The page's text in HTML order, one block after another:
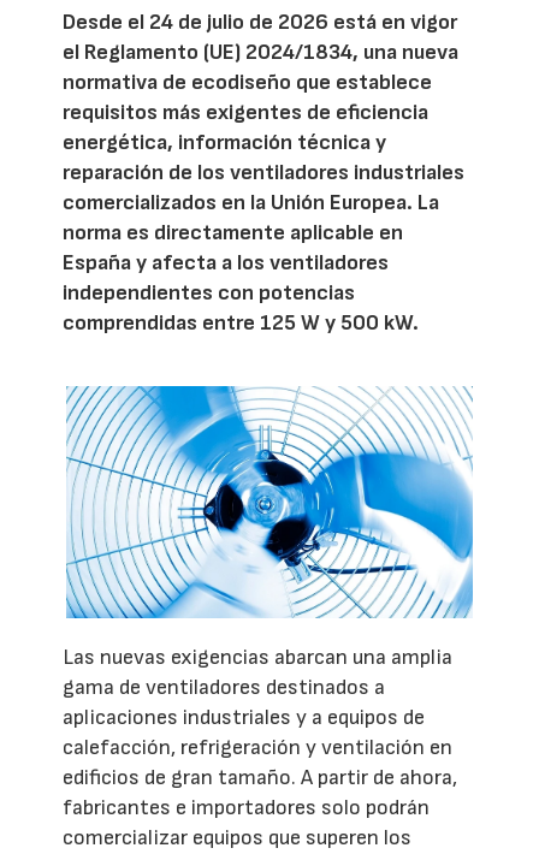
Desde el 24 de julio de 2026 está en vigor
el Reglamento (UE) 2024/1834, una nueva
normativa de ecodiseño que establece
requisitos más exigentes de eficiencia
energética, información técnica y
reparación de los ventiladores industriales
comercializados en la Unión Europea. La
norma es directamente aplicable en
España y afecta a los ventiladores
independientes con potencias
comprendidas entre 125 W y 500 kW.
Las nuevas exigencias abarcan una amplia
gama de ventiladores destinados a
aplicaciones industriales y a equipos de
calefacción, refrigeración y ventilación en
edificios de gran tamaño. A partir de ahora,
fabricantes e importadores solo podrán
comercializar equipos que superen los